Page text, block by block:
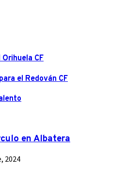
CF
el Redován CF
en Albatera
2024